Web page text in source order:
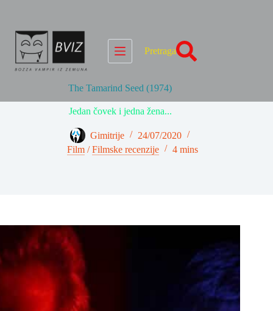
Pretraga
The Tamarind Seed (1974)
Jedan čovek i jedna žena...
Gimitrije
24/07/2020
Film/Filmske recenzije 4 mins